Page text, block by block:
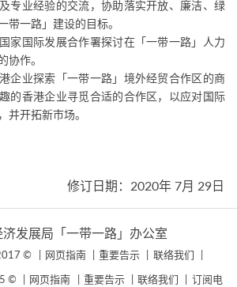
专业经验的交流，协助落实开放、廉洁、绿
带一路」建设的目标。
家国际发展合作署探讨在「一带一路」人力
协作。
企业探索「一带一路」境外经贸合作区的商
的香港企业寻觅合适的合作区，以应对国际
并开拓新市场。
修订日期：2020年 7月 29日
济发展局「一带一路」办公室
© 网页指南 重要告示 联络我们
© 网页指南 重要告示 联络我们 订阅电